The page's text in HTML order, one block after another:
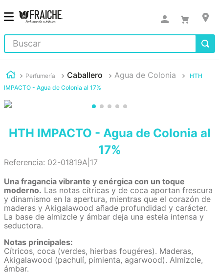
Buscar
Perfumería Caballero Agua de Colonia
HTH
IMPACTO - Agua de Colonia al 17%
HTH IMPACTO - Agua de Colonia al
17%
Referencia: 02-01819A|17
Una fragancia vibrante y enérgica con un toque
moderno. Las notas cítricas y de coca aportan frescura
y dinamismo en la apertura, mientras que el corazón de
maderas y Akigalawood añade profundidad y carácter.
La base de almizcle y ámbar deja una estela intensa y
seductora.
Notas principales:
Cítricos, coca (verdes, hierbas fougéres). Maderas,
Akigalawood (pachulí, pimienta, agarwood). Almizcle,
ámbar.